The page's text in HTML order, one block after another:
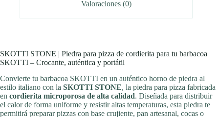
Valoraciones (0)
SKOTTI STONE | Piedra para pizza de cordierita para tu barbacoa
SKOTTI – Crocante, auténtica y portátil
Convierte tu barbacoa SKOTTI en un auténtico horno de piedra al
estilo italiano con la SKOTTI STONE, la piedra para pizza fabricada
en cordierita microporosa de alta calidad. Diseñada para distribuir
el calor de forma uniforme y resistir altas temperaturas, esta piedra te
permitirá preparar pizzas con base crujiente, pan artesanal, cocas o